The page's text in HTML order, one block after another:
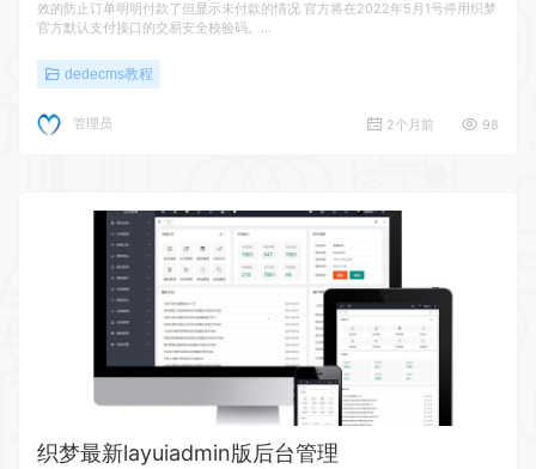
效的防止订单明明付款了但显示未付款的情况 官方将在2022年5月1号停用织梦
官方默认支付接口的交易安全校验码。…
dedecms教程
管理员 2个月前 98
织梦最新layuiadmin版后台管理